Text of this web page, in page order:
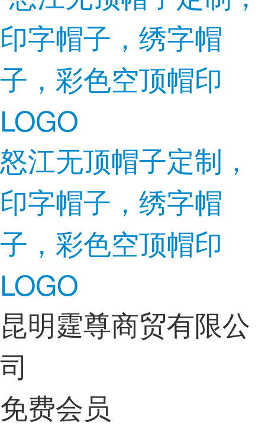
怒江无顶帽子定制，
印字帽子，绣字帽
子，彩色空顶帽印
LOGO
昆明霆尊商贸有限公
司
免费会员